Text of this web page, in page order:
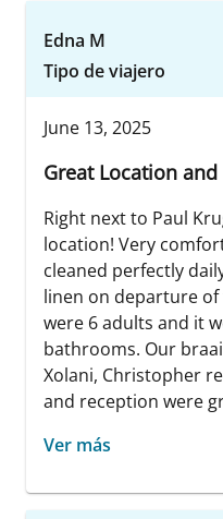
Edna M
Tipo de viajero
June 13, 2025
Great Location
Right next to Paul
location! Very
cleaned perfectly
linen on departure
were 6 adults and it
bathrooms. Our
Xolani, Christopher
and reception were
Ver más